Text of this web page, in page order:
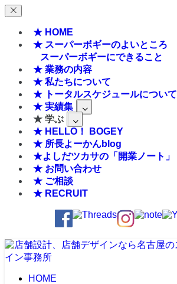
★ HOME
★ スーパーボギーのよいところ
スーパーボギーにできること
★ 業務の内容
★ 私たちについて
★ トータルスケジュールについて
★ 実績集
★ 学ぶ
★ HELLO！ BOGEY
★ 所長よーかんblog
★よしだツカサの「開業ノート」
★ お問い合わせ
★ ご相談
★ RECRUIT
HOME